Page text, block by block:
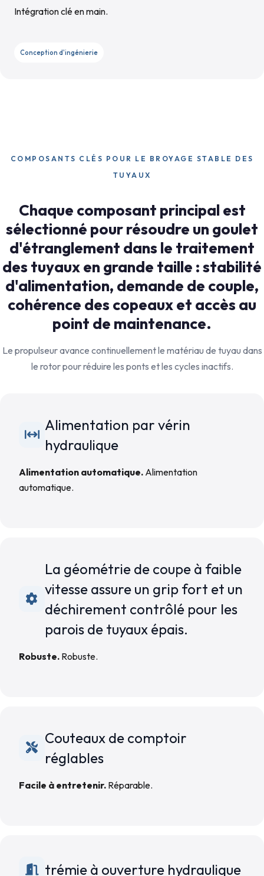
Intégration clé en main.
Conception d'ingénierie
COMPOSANTS CLÉS POUR LE BROYAGE STABLE DES
TUYAUX
Chaque composant principal est
sélectionné pour résoudre un goulet
d'étranglement dans le traitement
des tuyaux en grande taille : stabilité
d'alimentation, demande de couple,
cohérence des copeaux et accès au
point de maintenance.
Le propulseur avance continuellement le matériau de tuyau dans
le rotor pour réduire les ponts et les cycles inactifs.
Alimentation par vérin
hydraulique
Alimentation automatique. Alimentation
automatique.
La géométrie de coupe à faible
vitesse assure un grip fort et un
déchirement contrôlé pour les
parois de tuyaux épais.
Robuste. Robuste.
Couteaux de comptoir
réglables
Facile à entretenir. Réparable.
trémie à ouverture hydraulique